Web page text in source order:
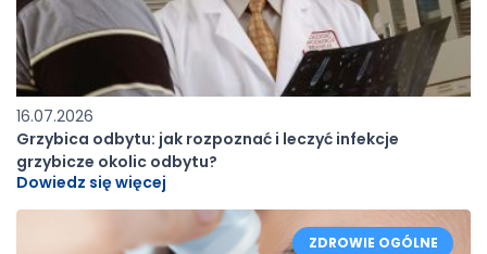
16.07.2026
Grzybica odbytu: jak rozpoznać i leczyć infekcje
grzybicze okolic odbytu?
Dowiedz się więcej
ZDROWIE OGÓLNE